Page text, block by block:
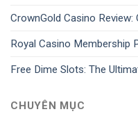
CrownGold Casino Review:
Royal Casino Membership
Free Dime Slots: The
CHUYÊN MỤC